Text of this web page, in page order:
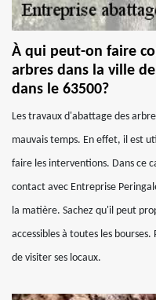
À qui peut-on faire
arbres dans la ville
dans le 63500?
Les travaux d'abattage des
mauvais temps. En effet, il est
faire les interventions. Dans ce
contact avec Entreprise
la matière. Sachez qu'il peut
accessibles à toutes les
de visiter ses locaux.